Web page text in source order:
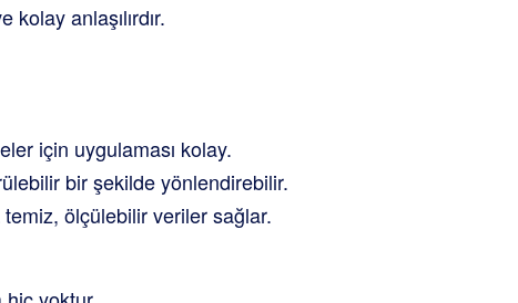
kolay anlaşılırdır.
için uygulaması kolay.
bir şekilde yönlendirebilir.
temiz, ölçülebilir veriler sağlar.